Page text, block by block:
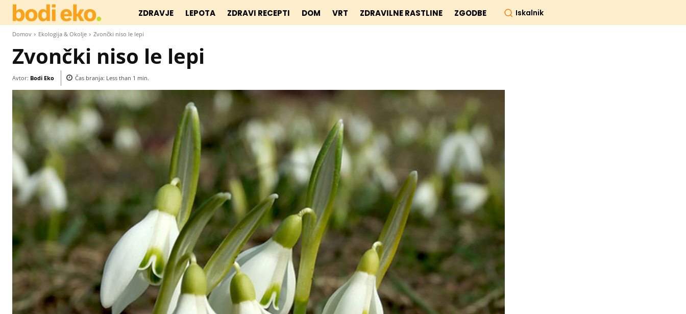
ZDRAVJE LEPOTA ZDRAVI RECEPTI DOM VRT ZDRAVILNE RASTLINE ZGODBE Iskalnik
Domov Ekologija & Okolje Zvončki niso le lepi
Zvončki niso le lepi
Avtor: Bodi Eko Čas branja: Less than 1 min.